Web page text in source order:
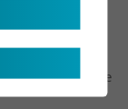
et allergologie